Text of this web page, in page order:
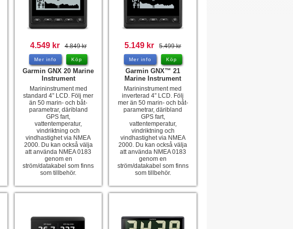
4.549 kr 4.849 kr
Mer info Köp
Garmin GNX 20 Marine
Instrument
Marininstrument med
standard 4” LCD. Följ mer
än 50 marin- och båt-
parametrar, däribland
GPS fart,
vattentemperatur,
vindriktning och
vindhastighet via NMEA
2000. Du kan också välja
att använda NMEA 0183
genom en
ström/datakabel som finns
som tillbehör.
5.149 kr 5.499 kr
Mer info Köp
Garmin GNX™ 21
Marine Instrument
Marininstrument med
inverterad 4” LCD. Följ
mer än 50 marin- och båt-
parametrar, däribland
GPS fart,
vattentemperatur,
vindriktning och
vindhastighet via NMEA
2000. Du kan också välja
att använda NMEA 0183
genom en
ström/datakabel som finns
som tillbehör.